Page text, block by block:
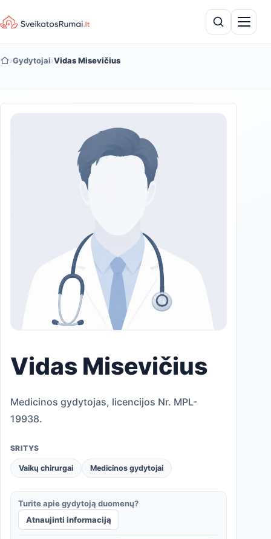
›Gydytojai›Vidas Misevičius
Vidas Misevičius
Medicinos gydytojas, licencijos Nr. MPL-
19938.
SRITYS
Vaikų chirurgai Medicinos gydytojai
Turite apie gydytoją duomenų?
Atnaujinti informaciją